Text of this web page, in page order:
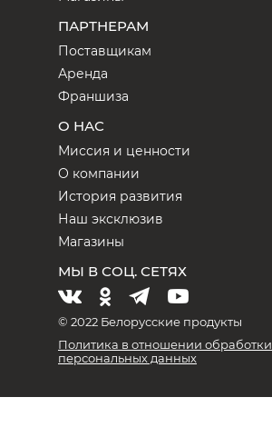
ПАРТНЕРАМ
Поставщикам
Аренда
Франшиза
О НАС
Миссия и ценности
О компании
История развития
Наш эксклюзив
Магазины
МЫ В СОЦ. СЕТЯХ
© 2022 Белорусские продукты
Политика в отношении обработки
персональных данных